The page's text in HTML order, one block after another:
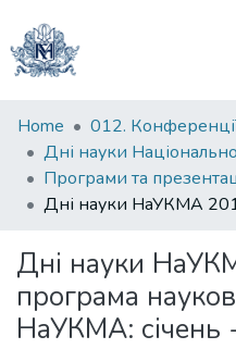
Communities
&
Collections
All of DSpace
Statistics
Home
Дні науки
програма
НаУКМА: січень